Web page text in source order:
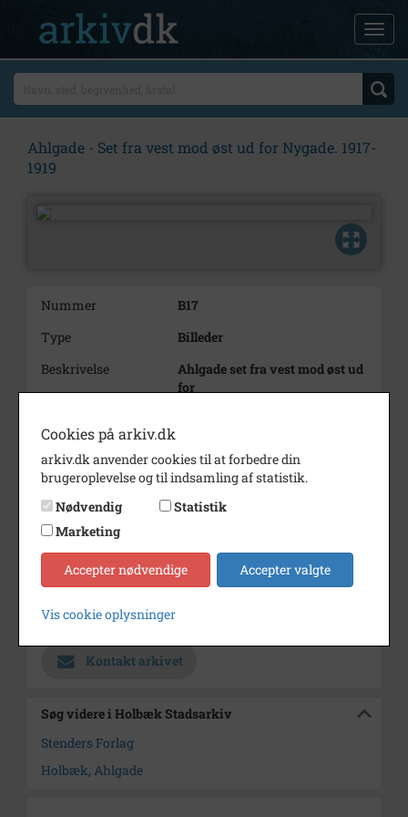
Ahlgade - Set fra vest mod øst ud for Nygade. 1917-
1919
Nummer
B17
Type
Billeder
Beskrivelse
Ahlgade set fra vest mod øst ud
for
Bemærkning
Original postkort findes på
Periode
Dateringsnote
1917-1919
Fotograf
Stender 43310
Arkiv
Kontakt arkivet
Søg videre i Holbæk Stadsarkiv
Stenders Forlag
Holbæk, Ahlgade
Cookies på arkiv.dk
arkiv.dk anvender cookies til at forbedre din
brugeroplevelse og til indsamling af statistik.
Nødvendig
Statistik
Marketing
Accepter nødvendige Accepter valgte
Vis cookie oplysninger